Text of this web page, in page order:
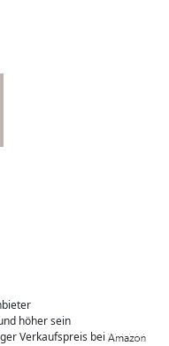
höher sein
Verkaufspreis bei